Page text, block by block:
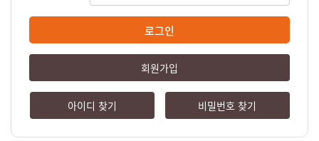
로그인
회원가입
아이디 찾기 비밀번호 찾기